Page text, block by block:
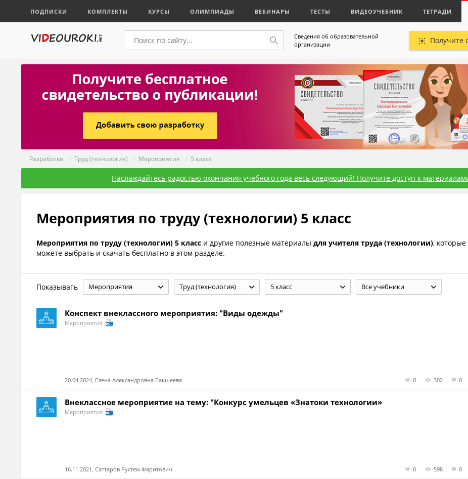
ПОДПИСКИ КОМПЛЕКТЫ КУРСЫ ОЛИМПИАДЫ ВЕБИНАРЫ ТЕСТЫ ВИДЕОУЧЕБНИК ТЕТРАДИ
Сведения об образовательной
организации
Получите
Разработки / Труд (технология) / Мероприятия / 5 класс
Наслаждайтесь радостью окончания учебного года весь следующий! Получите доступ к
Мероприятия по труду (технологии) 5 класс
Мероприятия по труду (технологии) 5 класс и другие полезные материалы для учителя труда (технологии),
можете выбрать и скачать бесплатно в этом разделе.
Показывать Мероприятия Труд (технология) 5 класс Все учебники
Конспект внеклассного мероприятия: "Виды одежды"
Мероприятия
20.04.2024, Елена Александровна Бакшеева 0 302 0
Внеклассное мероприятие на тему: "Конкурс умельцев «Знатоки технологии»
Мероприятия
16.11.2021, Саттаров Рустем Фаритович 0 598 0